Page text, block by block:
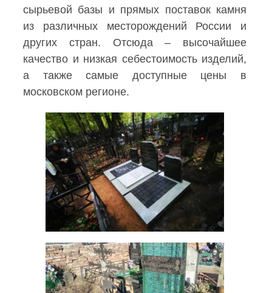
сырьевой базы и прямых поставок камня
из различных месторождений России и
других стран. Отсюда – высочайшее
качество и низкая себестоимость изделий,
а также самые доступные цены в
московском регионе.